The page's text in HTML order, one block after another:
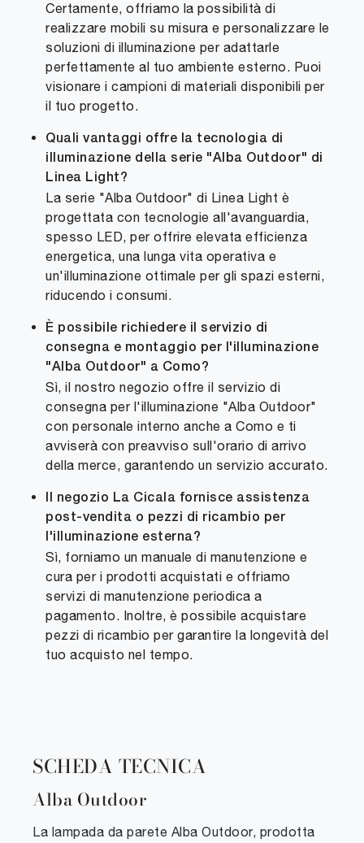
Certamente, offriamo la possibilità di
realizzare mobili su misura e personalizzare le
soluzioni di illuminazione per adattarle
perfettamente al tuo ambiente esterno. Puoi
visionare i campioni di materiali disponibili per
il tuo progetto.
Quali vantaggi offre la tecnologia di
illuminazione della serie "Alba Outdoor" di
Linea Light?
La serie "Alba Outdoor" di Linea Light è
progettata con tecnologie all'avanguardia,
spesso LED, per offrire elevata efficienza
energetica, una lunga vita operativa e
un'illuminazione ottimale per gli spazi esterni,
riducendo i consumi.
È possibile richiedere il servizio di
consegna e montaggio per l'illuminazione
"Alba Outdoor" a Como?
Sì, il nostro negozio offre il servizio di
consegna per l'illuminazione "Alba Outdoor"
con personale interno anche a Como e ti
avviserà con preavviso sull'orario di arrivo
della merce, garantendo un servizio accurato.
Il negozio La Cicala fornisce assistenza
post-vendita o pezzi di ricambio per
l'illuminazione esterna?
Sì, forniamo un manuale di manutenzione e
cura per i prodotti acquistati e offriamo
servizi di manutenzione periodica a
pagamento. Inoltre, è possibile acquistare
pezzi di ricambio per garantire la longevità del
tuo acquisto nel tempo.
SCHEDA TECNICA
Alba Outdoor
La lampada da parete Alba Outdoor, prodotta